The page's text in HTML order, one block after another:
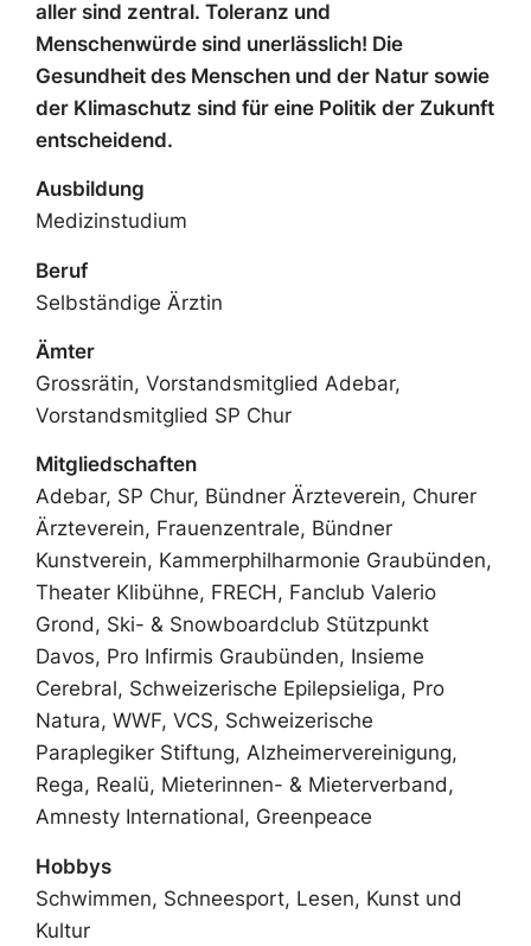
aller sind zentral. Toleranz und
Menschenwürde sind unerlässlich! Die
Gesundheit des Menschen und der Natur sowie
der Klimaschutz sind für eine Politik der Zukunft
entscheidend.
Ausbildung
Medizinstudium
Beruf
Selbständige Ärztin
Ämter
Grossrätin, Vorstandsmitglied Adebar,
Vorstandsmitglied SP Chur
Mitgliedschaften
Adebar, SP Chur, Bündner Ärzteverein, Churer
Ärzteverein, Frauenzentrale, Bündner
Kunstverein, Kammerphilharmonie Graubünden,
Theater Klibühne, FRECH, Fanclub Valerio
Grond, Ski- & Snowboardclub Stützpunkt
Davos, Pro Infirmis Graubünden, Insieme
Cerebral, Schweizerische Epilepsieliga, Pro
Natura, WWF, VCS, Schweizerische
Paraplegiker Stiftung, Alzheimervereinigung,
Rega, Realü, Mieterinnen- & Mieterverband,
Amnesty International, Greenpeace
Hobbys
Schwimmen, Schneesport, Lesen, Kunst und
Kultur